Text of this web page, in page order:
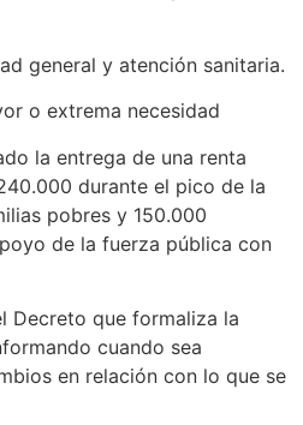
general y atención sanitaria.
o extrema necesidad
la entrega de una renta
durante el pico de la
pobres y 150.000
de la fuerza pública con
Decreto que formaliza la
cuando sea
en relación con lo que se